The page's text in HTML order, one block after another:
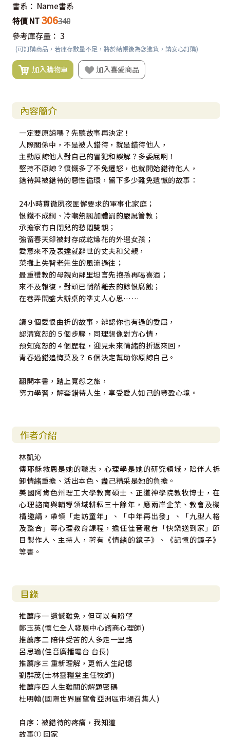
書系： Name書系
特價 NT 306340
參考庫存量： 3
(可訂購商品，若庫存數量不足，將於結帳後為您進貨，請安心訂購)
加入購物車 加入喜愛商品
內容簡介
一定要原諒嗎？先聽故事再決定！
人際關係中，不是被人錯待，就是錯待他人，
主動原諒他人對自己的冒犯和誤解？多委屈啊！
堅持不原諒？憤慨多了不免遷怒，也就開始錯待他人，
錯待與被錯待的惡性循環，留下多少難免遺憾的故事：
24小時貫徹夙夜匪懈要求的軍事化家庭；
恨鐵不成鋼、冷嘲熱諷加體罰的嚴厲管教；
承擔家有自閉兒的愁悶雙親；
強留春天卻被封存成乾燥花的外遇女孩；
愛意來不及表達就辭世的丈夫和父親，
菜攤上失智老先生的風流過往；
最重禮教的母親向鄰里坦言先抱孫再喝喜酒；
來不及報復，對頭已悄然離去的餘恨腐蝕；
在巷弄間盛大辦桌的準丈人心思……
讀９個愛恨曲折的故事，辨認你也有過的委屈，
認清寬恕的５個步驟，同理想像對方心情，
預知寬恕的４個歷程，迎見未來情緒的折返來回，
青春過錯追悔莫及？６個決定幫助你原諒自己。
翻開本書，踏上寬恕之旅，
努力學習，解套錯待人生，享受愛人如己的豐盈心境。
作者介紹
林凱沁
傳耶穌救恩是她的職志，心理學是她的研究領域，陪伴人拆
卸情緒重擔、活出本色、盡己精采是她的負擔。
美國阿肯色州理工大學教育碩士、正道神學院教牧博士，在
心理諮商與輔導領域耕耘三十餘年，應兩岸企業、教會及機
構邀請，帶領「走訪童年」、「中年再出發」、「九型人格
及整合」等心理教育課程，擔任佳音電台「快樂送到家」節
目製作人、主持人，著有《情緒的鏡子》、《記憶的鏡子》
等書。
目錄
推薦序一 遺憾難免，但可以有盼望
鄭玉英(懷仁全人發展中心諮商心理師)
推薦序二 陪伴受苦的人多走一里路
呂思瑜(佳音廣播電台 台長)
推薦序三 重新理解，更新人生記憶
劉群茂(士林靈糧堂主任牧師)
推薦序四 人生難關的解題密碼
杜明翰(國際世界展望會亞洲區市場召集人)
自序：被錯待的疼痛，我知道
故事① 回家